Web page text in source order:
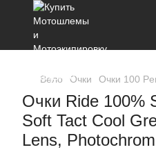
Вело Очки Очки 100
Очки Ride 100%
Soft Tact Cool
Lens,